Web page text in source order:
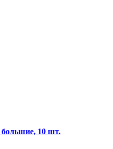
10 шт.